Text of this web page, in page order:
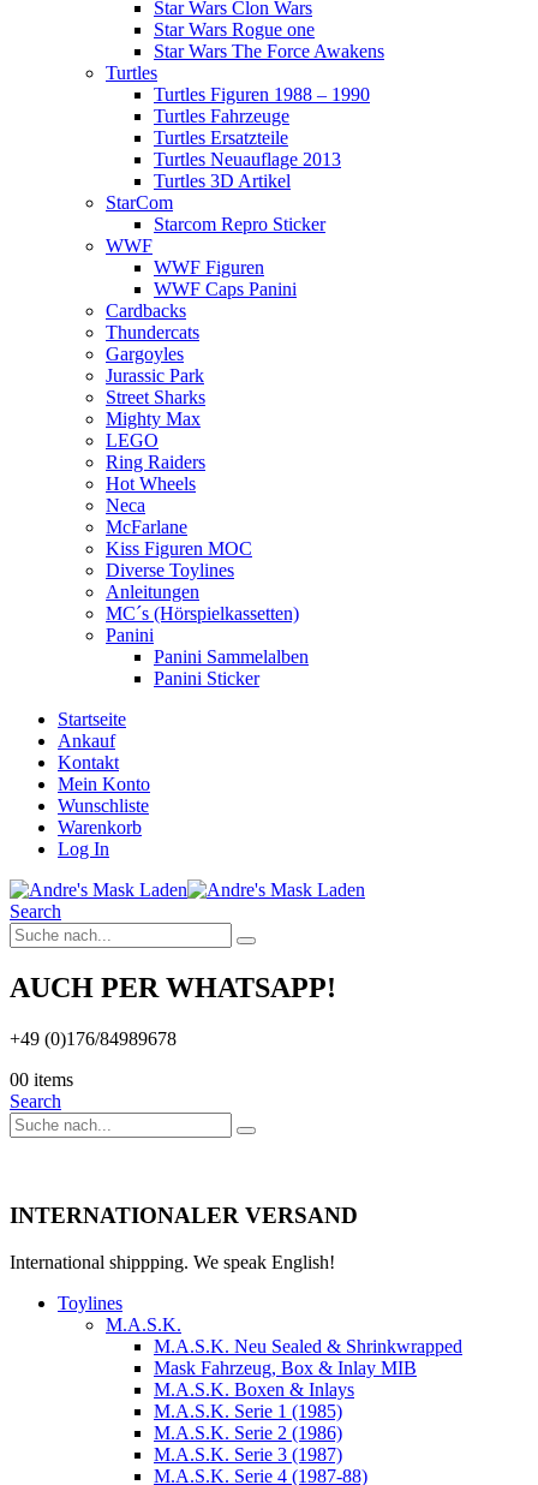
Star Wars Clon Wars
Star Wars Rogue one
Star Wars The Force Awakens
Turtles
Turtles Figuren 1988 – 1990
Turtles Fahrzeuge
Turtles Ersatzteile
Turtles Neuauflage 2013
Turtles 3D Artikel
StarCom
Starcom Repro Sticker
WWF
WWF Figuren
WWF Caps Panini
Cardbacks
Thundercats
Gargoyles
Jurassic Park
Street Sharks
Mighty Max
LEGO
Ring Raiders
Hot Wheels
Neca
McFarlane
Kiss Figuren MOC
Diverse Toylines
Anleitungen
MC´s (Hörspielkassetten)
Panini
Panini Sammelalben
Panini Sticker
Startseite
Ankauf
Kontakt
Mein Konto
Wunschliste
Warenkorb
Log In
Search
AUCH PER WHATSAPP!
+49 (0)176/84989678
00 items
Search
INTERNATIONALER VERSAND
International shippping. We speak English!
Toylines
M.A.S.K.
M.A.S.K. Neu Sealed & Shrinkwrapped
Mask Fahrzeug, Box & Inlay MIB
M.A.S.K. Boxen & Inlays
M.A.S.K. Serie 1 (1985)
M.A.S.K. Serie 2 (1986)
M.A.S.K. Serie 3 (1987)
M.A.S.K. Serie 4 (1987-88)